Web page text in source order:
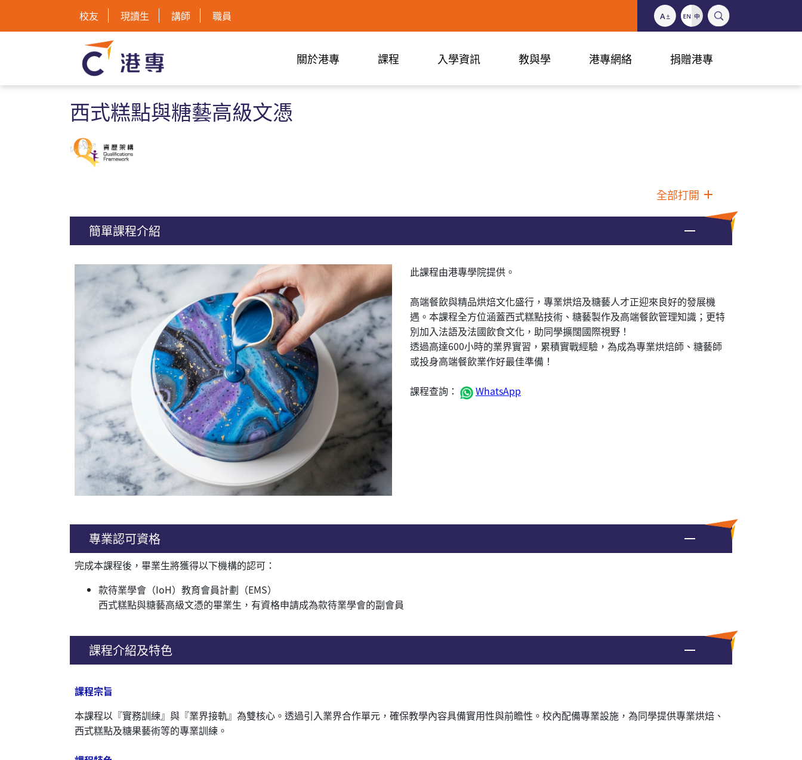
校友 現讀生 講師 職員
關於港專 課程 入學資訊 教與學 港專網絡 捐贈港專
西式糕點與糖藝高級文憑
全部打開
簡單課程介紹
此課程由港專學院提供。
高端餐飲與精品烘焙文化盛行，專業烘焙及糖藝人才正迎來良好的發展機
遇。本課程全方位涵蓋西式糕點技術、糖藝製作及高端餐飲管理知識；更特
別加入法語及法國飲食文化，助同學擴闊國際視野！
透過高達600小時的業界實習，累積實戰經驗，為成為專業烘焙師、糖藝師
或投身高端餐飲業作好最佳準備！
課程查詢： WhatsApp
專業認可資格
完成本課程後，畢業生將獲得以下機構的認可：
款待業學會（IoH）教育會員計劃（EMS）
西式糕點與糖藝高級文憑的畢業生，有資格申請成為款待業學會的副會員
課程介紹及特色
課程宗旨
本課程以『實務訓練』與『業界接軌』為雙核心。透過引入業界合作單元，確保教學內容具備實用性與前瞻性。校內配備專業設施，為同學提供專業烘焙、
西式糕點及糖果藝術等的專業訓練。